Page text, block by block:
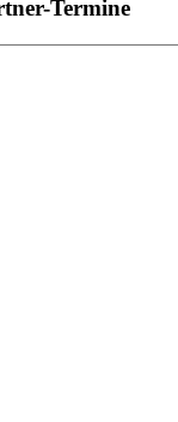
Termine